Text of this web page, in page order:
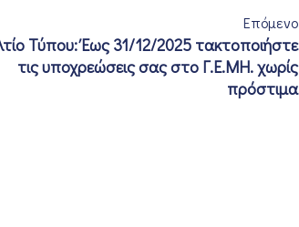
Επόμενο
Τύπου: Έως 31/12/2025 τακτοποιήστε
τις υποχρεώσεις σας στο Γ.Ε.ΜΗ. χωρίς
πρόστιμα